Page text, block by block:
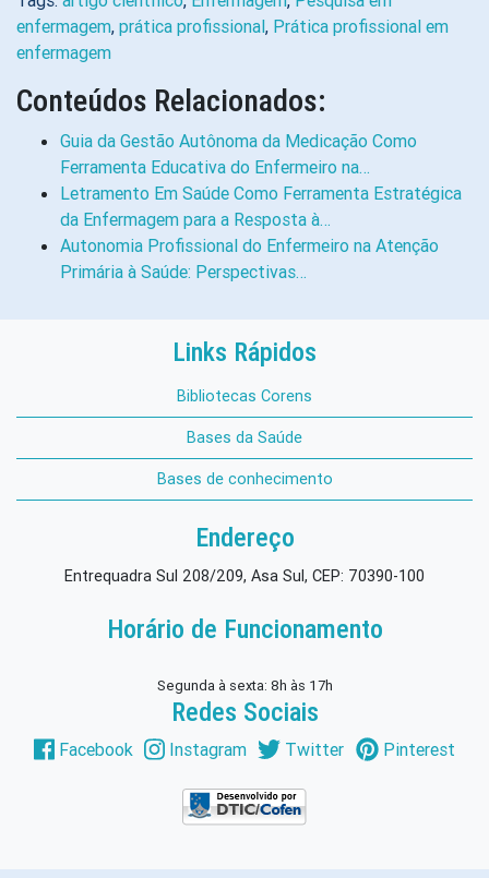
enfermagem, prática profissional, Prática profissional em
enfermagem
Conteúdos Relacionados:
Guia da Gestão Autônoma da Medicação Como
Ferramenta Educativa do Enfermeiro na…
Letramento Em Saúde Como Ferramenta Estratégica
da Enfermagem para a Resposta à…
Autonomia Profissional do Enfermeiro na Atenção
Primária à Saúde: Perspectivas…
Links Rápidos
Bibliotecas Corens
Bases da Saúde
Bases de conhecimento
Endereço
Entrequadra Sul 208/209, Asa Sul, CEP: 70390-100
Horário de Funcionamento
Segunda à sexta: 8h às 17h
Redes Sociais
Facebook Instagram Twitter Pinterest